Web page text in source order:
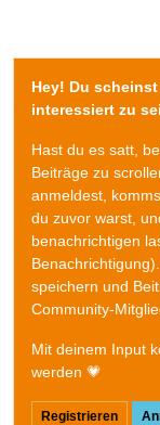
Hey! Du
interessiert zu
Hast du es satt,
Beiträge zu
anmeldest,
du zuvor warst,
benachrichtigen
speichern und
Community-
Mit deinem Input
werden 💗
Registrieren